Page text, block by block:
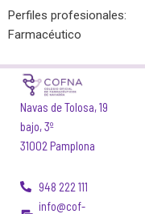
Perfiles profesionales:
Farmacéutico
Navas de Tolosa, 19
bajo, 3º
31002 Pamplona
948 222 111
info@cof-